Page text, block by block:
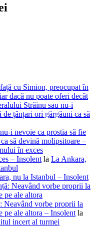
cu Simion, preocupat în
dacă nu poate oferi decât
Străinu sau nu-i
de țânțari ori gărgăuni ca să
i nevoie ca prostia să fie
să devină molipsitoare –
în exces
– Insolent la La Ankara,
nu la Istanbul – Insolent
Neavând vorbe proprii la
pe ale altora
Neavând vorbe proprii la
pe ale altora – Insolent la
incert al turmei